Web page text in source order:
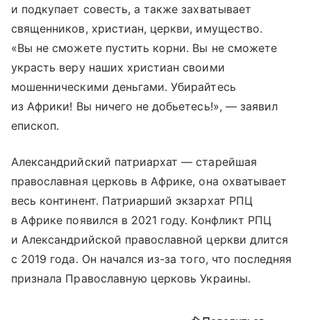
и подкупает совесть, а также захватывает
священников, христиан, церкви, имущество.
«Вы не сможете пустить корни. Вы не сможете
украсть веру наших христиан своими
мошенническими деньгами. Убирайтесь
из Африки! Вы ничего не добьетесь!», — заявил
епископ.
Александрийский патриархат — старейшая
православная церковь в Африке, она охватывает
весь континент. Патриарший экзархат РПЦ
в Африке появился в 2021 году. Конфликт РПЦ
и Александрийской православной церкви длится
с 2019 года. Он начался из-за того, что последняя
признала Православную церковь Украины.